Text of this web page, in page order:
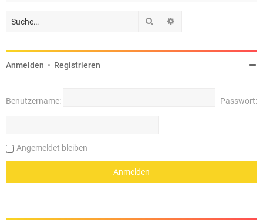
Suche
Anmelden • Registrieren
Benutzername: Passwort:
Angemeldet bleiben